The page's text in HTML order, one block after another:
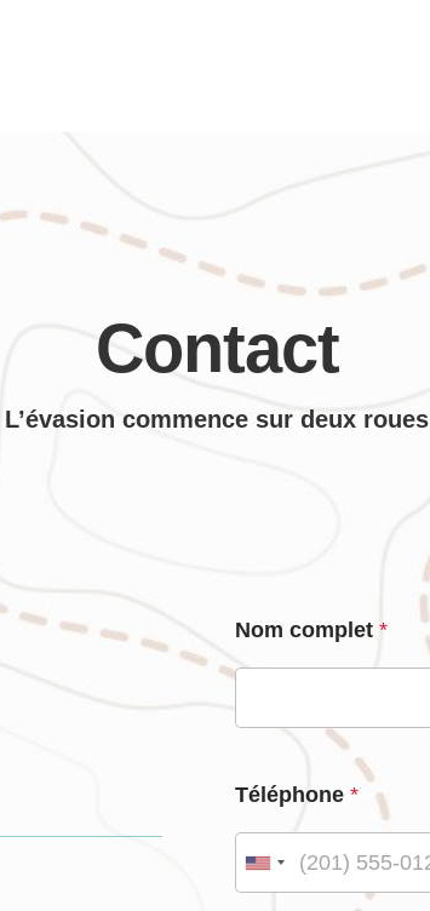
Contact
L’évasion commence sur deux roues
Nom complet *
Téléphone *